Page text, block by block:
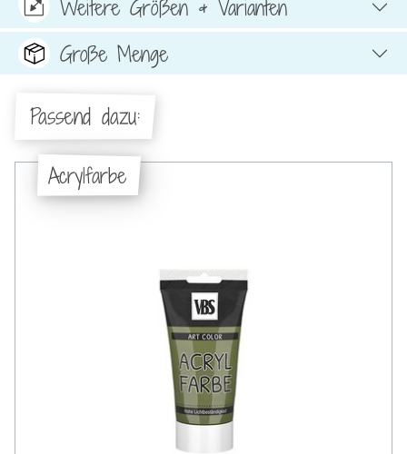
Weitere Größen & Varianten
Große Menge
Passend dazu:
Acrylfarbe